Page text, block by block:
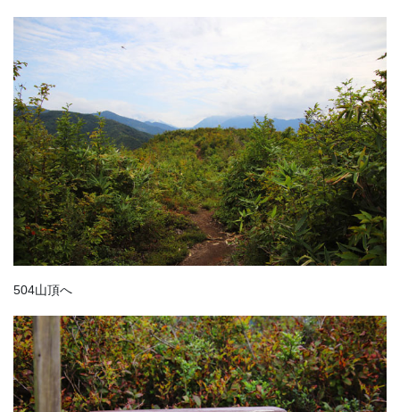
504山頂へ